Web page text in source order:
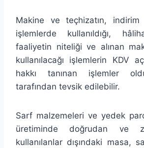
Makine ve teçhizatın, indirim
işlemlerde kullanıldığı,
faaliyetin niteliği ve alınan
kullanılacağı işlemlerin KDV
hakkı tanınan işlemler
tarafından tevsik edilebilir.
Sarf malzemeleri ve yedek
üretiminde doğrudan ve
kullanılanlar dışındaki masa,